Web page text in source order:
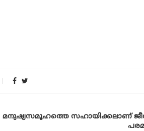
മനുഷ്യസമൂഹത്തെ സഹായിക്കലാണ്​